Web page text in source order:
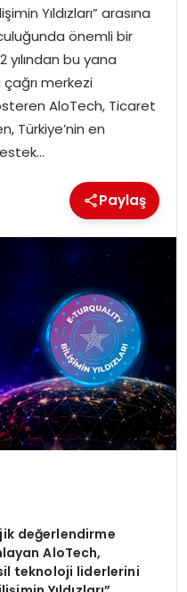
Yıldızları” arasına
önemli bir
yılından bu yana
merkezi
AloTech, Ticaret
Türkiye’nin en
Paylaş
değerlendirme
AloTech,
teknoloji liderlerini